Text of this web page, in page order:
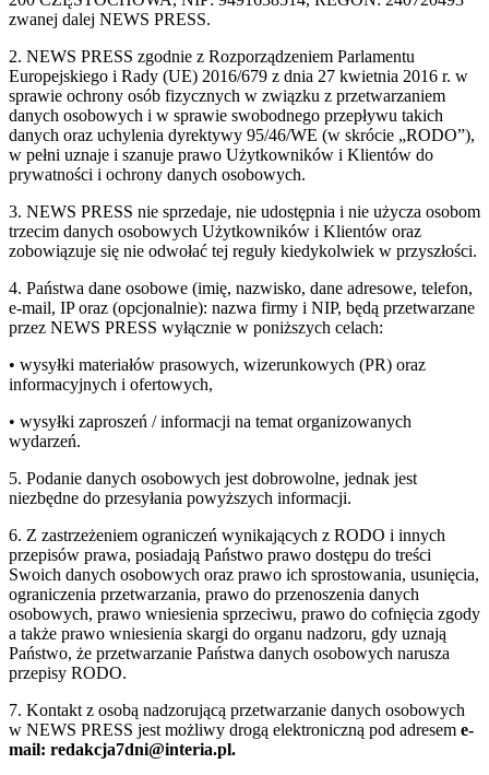
zwanej dalej NEWS PRESS.
2. NEWS PRESS zgodnie z Rozporządzeniem Parlamentu
Europejskiego i Rady (UE) 2016/679 z dnia 27 kwietnia 2016 r. w
sprawie ochrony osób fizycznych w związku z przetwarzaniem
danych osobowych i w sprawie swobodnego przepływu takich
danych oraz uchylenia dyrektywy 95/46/WE (w skrócie „RODO”),
w pełni uznaje i szanuje prawo Użytkowników i Klientów do
prywatności i ochrony danych osobowych.
3. NEWS PRESS nie sprzedaje, nie udostępnia i nie użycza osobom
trzecim danych osobowych Użytkowników i Klientów oraz
zobowiązuje się nie odwołać tej reguły kiedykolwiek w przyszłości.
4. Państwa dane osobowe (imię, nazwisko, dane adresowe, telefon,
e-mail, IP oraz (opcjonalnie): nazwa firmy i NIP, będą przetwarzane
przez NEWS PRESS wyłącznie w poniższych celach:
• wysyłki materiałów prasowych, wizerunkowych (PR) oraz
informacyjnych i ofertowych,
• wysyłki zaproszeń / informacji na temat organizowanych
wydarzeń.
5. Podanie danych osobowych jest dobrowolne, jednak jest
niezbędne do przesyłania powyższych informacji.
6. Z zastrzeżeniem ograniczeń wynikających z RODO i innych
przepisów prawa, posiadają Państwo prawo dostępu do treści
Swoich danych osobowych oraz prawo ich sprostowania, usunięcia,
ograniczenia przetwarzania, prawo do przenoszenia danych
osobowych, prawo wniesienia sprzeciwu, prawo do cofnięcia zgody
a także prawo wniesienia skargi do organu nadzoru, gdy uznają
Państwo, że przetwarzanie Państwa danych osobowych narusza
przepisy RODO.
7. Kontakt z osobą nadzorującą przetwarzanie danych osobowych
w NEWS PRESS jest możliwy drogą elektroniczną pod adresem e-
mail: redakcja7dni@interia.pl.